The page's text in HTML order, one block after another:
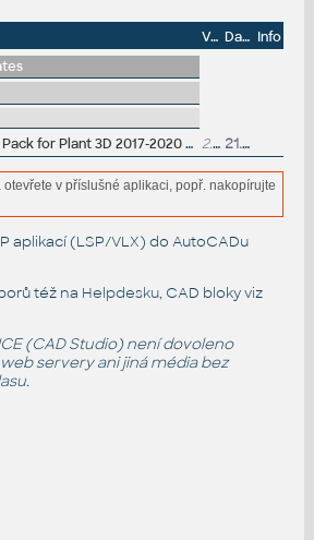
Velikost Datum Info
AGRU Content Pack for Plant 3D 2017-2020 (PE, PP, PVDF, HDPE industrial pipes and fittings) 2.7MB 21.10.2019
v příslušné aplikaci, popř. nakopírujte
aplikací (LSP/VLX) do AutoCADu
též na Helpdesku, CAD bloky viz
(CAD Studio) není dovoleno
servery ani jiná média bez